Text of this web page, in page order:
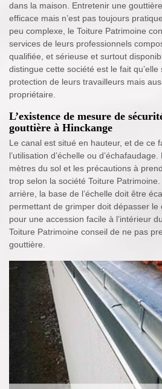
dans la maison. Entretenir une
efficace mais n’est pas toujours
peu complexe, le Toiture Patrimoine
services de leurs professionnels
qualifiée, et sérieuse et surtout
distingue cette société est le fait
protection de leurs travailleurs mais
propriétaire.
L’existence de mesure de
gouttière à Hinckange
Le canal est situé en hauteur, et de ce
l’utilisation d’échelle ou
mètres du sol et les précautions à
trop selon la société Toiture
arrière, la base de l’échelle doit être
permettant de grimper doit dépasser le
pour une accession facile à l’intérieur
Toiture Patrimoine conseil de ne pas
gouttière.